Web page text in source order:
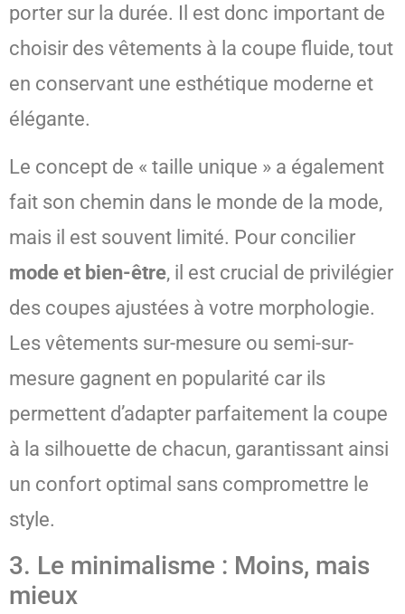
porter sur la durée. Il est donc important de
choisir des vêtements à la coupe fluide, tout
en conservant une esthétique moderne et
élégante.
Le concept de « taille unique » a également
fait son chemin dans le monde de la mode,
mais il est souvent limité. Pour concilier
mode et bien-être, il est crucial de privilégier
des coupes ajustées à votre morphologie.
Les vêtements sur-mesure ou semi-sur-
mesure gagnent en popularité car ils
permettent d’adapter parfaitement la coupe
à la silhouette de chacun, garantissant ainsi
un confort optimal sans compromettre le
style.
3. Le minimalisme : Moins, mais
mieux